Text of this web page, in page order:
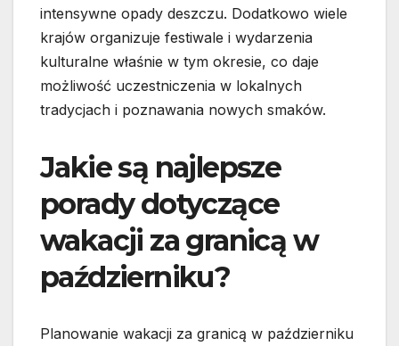
intensywne opady deszczu. Dodatkowo wiele
krajów organizuje festiwale i wydarzenia
kulturalne właśnie w tym okresie, co daje
możliwość uczestniczenia w lokalnych
tradycjach i poznawania nowych smaków.
Jakie są najlepsze
porady dotyczące
wakacji za granicą w
październiku?
Planowanie wakacji za granicą w październiku